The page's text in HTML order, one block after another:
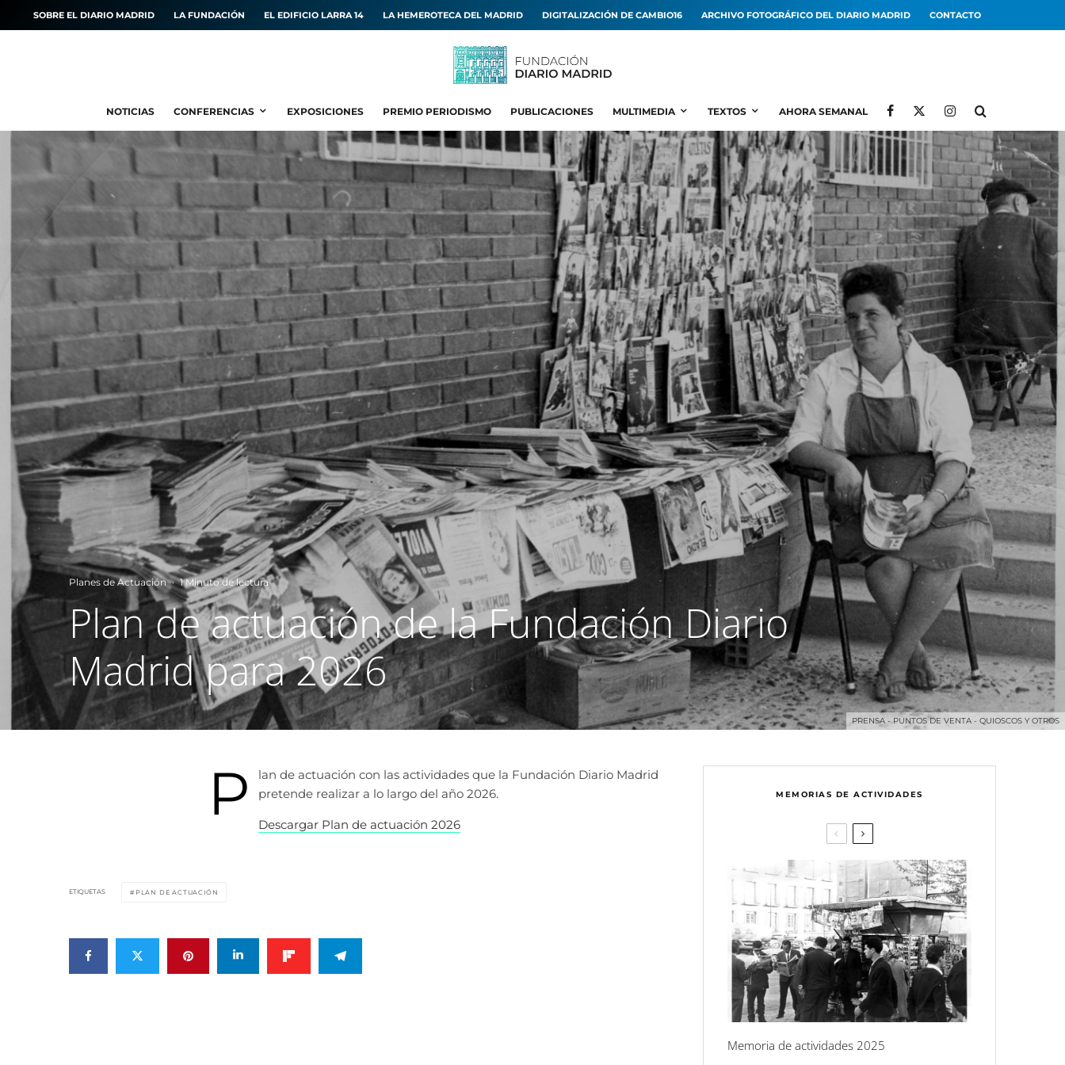
SOBRE EL DIARIO MADRID LA FUNDACIÓN EL EDIFICIO LARRA 14 LA HEMEROTECA DEL MADRID DIGITALIZACIÓN DE CAMBIO16 ARCHIVO FOTOGRÁFICO DEL DIARIO MADRID CONTACTO
NOTICIAS CONFERENCIAS EXPOSICIONES PREMIO PERIODISMO PUBLICACIONES MULTIMEDIA TEXTOS AHORA SEMANAL
PRENSA - PUNTOS DE VENTA - QUIOSCOS Y OTROS
Planes de Actuación · 1 Minuto de lectura
Plan de actuación de la Fundación Diario
Madrid para 2026
P
lan de actuación con las actividades que la Fundación Diario Madrid
pretende realizar a lo largo del año 2026.
Descargar Plan de actuación 2026
ETIQUETAS PLAN DE ACTUACIÓN
MEMORIAS DE ACTIVIDADES
Memoria de actividades 2025